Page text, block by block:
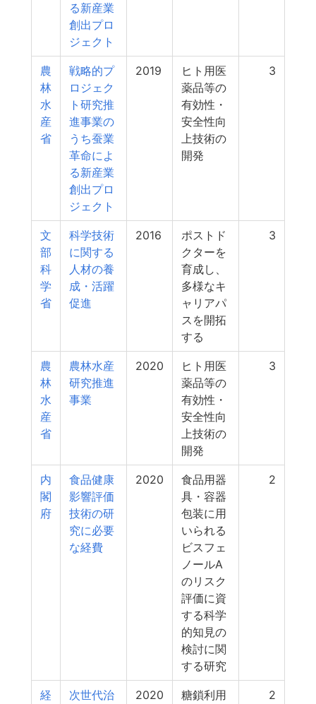
る新産業
創出プロ
ジェクト
農
林
水
産
省
戦略的プ
ロジェク
ト研究推
進事業の
うち蚕業
革命によ
る新産業
創出プロ
ジェクト
2019
ヒト用医
薬品等の
有効性・
安全性向
上技術の
開発
3
文
部
科
学
省
科学技術
に関する
人材の養
成・活躍
促進
2016
ポストド
クターを
育成し、
多様なキ
ャリアパ
スを開拓
する
3
農
林
水
産
省
農林水産
研究推進
事業
2020
ヒト用医
薬品等の
有効性・
安全性向
上技術の
開発
3
内
閣
府
食品健康
影響評価
技術の研
究に必要
な経費
2020
食品用器
具・容器
包装に用
いられる
ビスフェ
ノールA
のリスク
評価に資
する科学
的知見の
検討に関
する研究
2
経
次世代治
2020
糖鎖利用
2